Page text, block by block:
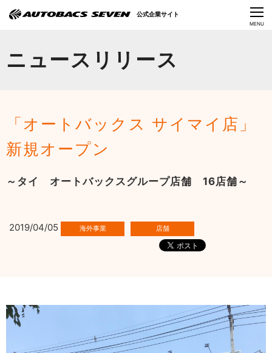
CLOSE
MENU
ニュースリリース
「オートバックス サイマイ店」
新規オープン
～タイ オートバックスグループ店舗 16店舗～
2019/04/05
公式企業サイト
サステナビリティ
Language